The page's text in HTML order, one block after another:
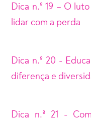
Dica n.º 19 – O
lidar com a perda
Dica n.º 20 -
diferença e
Dica n.º 21 -